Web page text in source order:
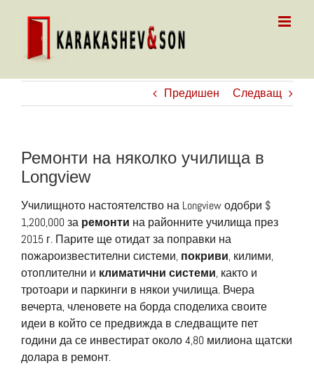
Предишен Следващ
Ремонти на няколко училища в
Longview
Училищното настоятелство на Longview одобри $
1,200,000 за ремонти на районните училища през
2015 г. Парите ще отидат за поправки на
пожароизвестителни системи, покриви, килими,
отоплителни и климатични системи, както и
тротоари и паркинги в някои училища. Вчера
вечерта, членовете на борда споделиха своите
идеи в който се предвижда в следващите пет
години да се инвестират около 4,80 милиона щатски
долара в ремонт.